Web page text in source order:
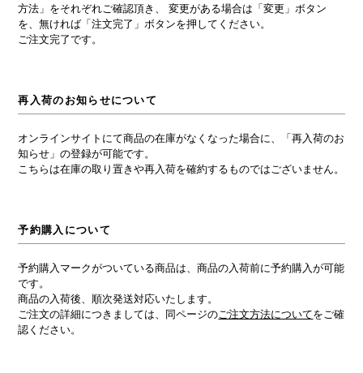
方法」をそれぞれご確認頂き、 変更がある場合は「変更」ボタン
を、無ければ「注文完了」ボタンを押してください。
ご注文完了です。
再入荷のお知らせについて
オンラインサイトにて商品の在庫がなくなった場合に、「再入荷のお
知らせ」の登録が可能です。
こちらは在庫の取り置きや再入荷を確約するものではございません。
予約購入について
予約購入マークがついている商品は、商品の入荷前に予約購入が可能
です。
商品の入荷後、順次発送対応いたします。
ご注文の詳細につきましては、同ページのご注文方法についてをご確
認ください。